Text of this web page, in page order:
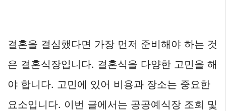
결혼을 결심했다면 가장 먼저 준비해야 하는 것
은 결혼식장입니다. 결혼식을 다양한 고민을 해
야 합니다. 고민에 있어 비용과 장소는 중요한
요소입니다. 이번 글에서는 공공예식장 조회 및